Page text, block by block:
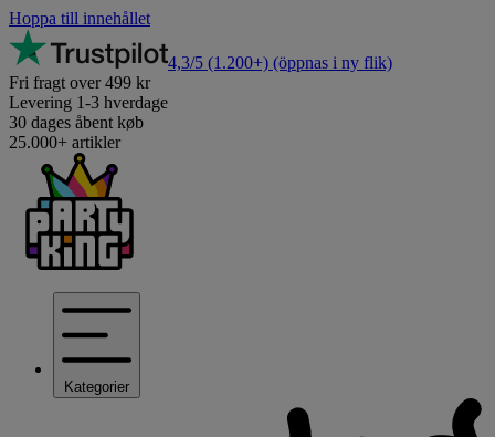
Hoppa till innehållet
4,3/5 (1.200+) (öppnas i ny flik)
Fri fragt over 499 kr
Levering 1-3 hverdage
30 dages åbent køb
25.000+ artikler
Kategorier